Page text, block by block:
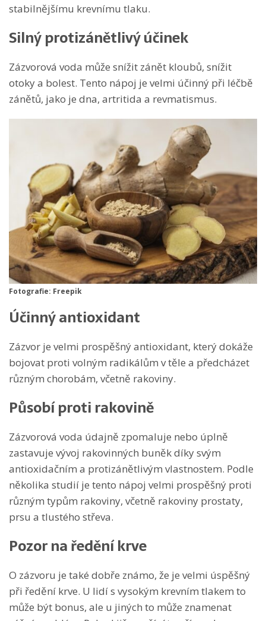
stabilnějšímu krevnímu tlaku.
Silný protizánětlivý účinek
Zázvorová voda může snížit zánět kloubů, snížit
otoky a bolest. Tento nápoj je velmi účinný při léčbě
zánětů, jako je dna, artritida a revmatismus.
Fotografie: Freepik
Účinný antioxidant
Zázvor je velmi prospěšný antioxidant, který dokáže
bojovat proti volným radikálům v těle a předcházet
různým chorobám, včetně rakoviny.
Působí proti rakovině
Zázvorová voda údajně zpomaluje nebo úplně
zastavuje vývoj rakovinných buněk díky svým
antioxidačním a protizánětlivým vlastnostem. Podle
několika studií je tento nápoj velmi prospěšný proti
různým typům rakoviny, včetně rakoviny prostaty,
prsu a tlustého střeva.
Pozor na ředění krve
O zázvoru je také dobře známo, že je velmi úspěšný
při ředění krve. U lidí s vysokým krevním tlakem to
může být bonus, ale u jiných to může znamenat